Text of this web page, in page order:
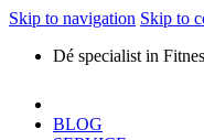
Skip to navigation Skip to
Dé specialist in
BLOG